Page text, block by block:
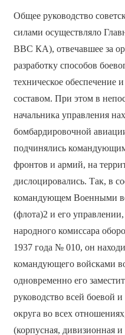
Общее руководство
силами осуществляло
ВВС КА), отвечавшее за
разработку способов
техническое обеспечение
составом. При этом в
начальника управления
бомбардировочной
подчинялись
фронтов и армий, на
дислоцировались. Так, в
командующем Военными
(флота)2 и его
народного комиссара
1937 года № 010, он
командующего войсками
одновременно его
руководство всей боевой
округа во всех
(корпусная, дивизионная